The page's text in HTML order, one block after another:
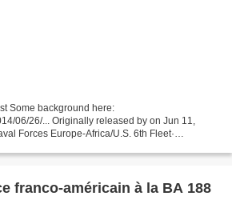
Some background here:
06/26/... Originally released by on Jun 11,
Forces Europe-Africa/U.S. 6th Fleet·
franco-américain à la BA 188